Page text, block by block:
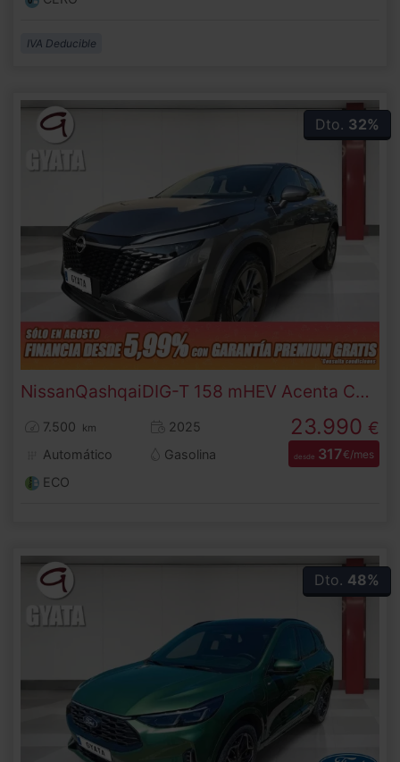
IVA Deducible
Dto. 32%
NissanQashqai DIG-T 158 mHEV Acenta CVT 116 kW (158 CV)
7.500 km
2025
Automático
Gasolina
ECO
23.990 €
desde 317€/mes
Dto. 48%